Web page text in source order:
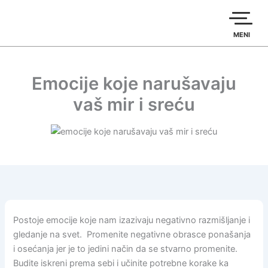
MENI
Emocije koje narušavaju
vaš mir i sreću
Postoje emocije koje nam izazivaju negativno razmišljanje i
gledanje na svet. Promenite negativne obrasce ponašanja
i osećanja jer je to jedini način da se stvarno promenite.
Budite iskreni prema sebi i učinite potrebne korake ka